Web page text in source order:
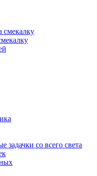
смекалку
задачки со всего света